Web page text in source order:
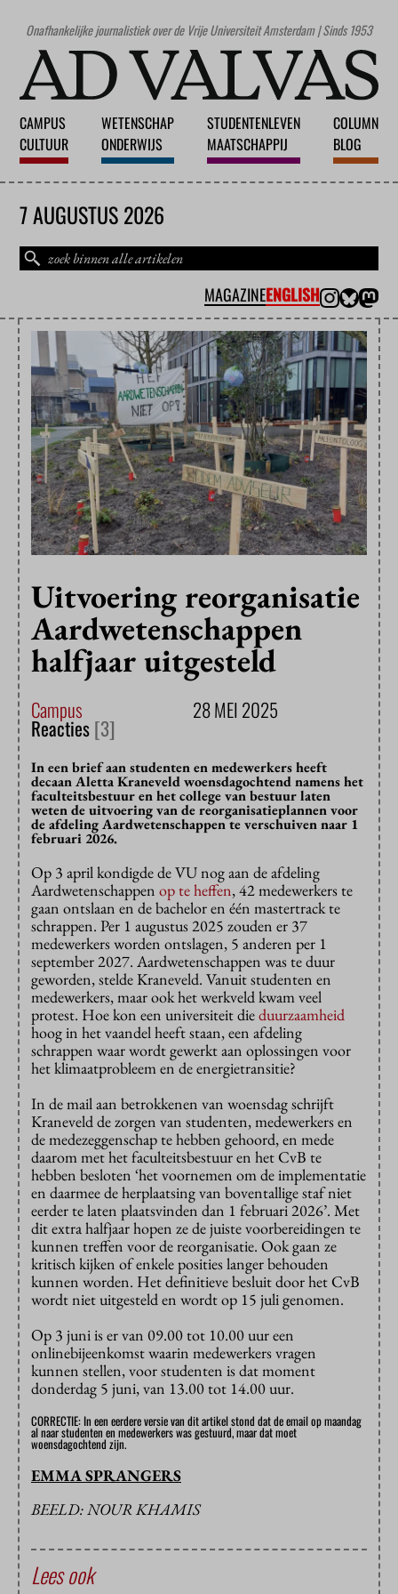
Onafhankelijke journalistiek over de Vrije Universiteit Amsterdam | Sinds 1953
CAMPUS
CULTUUR
WETENSCHAP
ONDERWIJS
STUDENTENLEVEN
MAATSCHAPPIJ
COLUMN
BLOG
7 AUGUSTUS 2026
MAGAZINEENGLISH
Uitvoering reorganisatie
Aardwetenschappen
halfjaar uitgesteld
Campus 28 MEI 2025
Reacties[3]
In een brief aan studenten en medewerkers heeft
decaan Aletta Kraneveld woensdagochtend namens het
faculteitsbestuur en het college van bestuur laten
weten de uitvoering van de reorganisatieplannen voor
de afdeling Aardwetenschappen te verschuiven naar 1
februari 2026.
Op 3 april kondigde de VU nog aan de afdeling
Aardwetenschappen op te heffen, 42 medewerkers te
gaan ontslaan en de bachelor en één mastertrack te
schrappen. Per 1 augustus 2025 zouden er 37
medewerkers worden ontslagen, 5 anderen per 1
september 2027. Aardwetenschappen was te duur
geworden, stelde Kraneveld. Vanuit studenten en
medewerkers, maar ook het werkveld kwam veel
protest. Hoe kon een universiteit dieduurzaamheid
hoog in het vaandel heeft staan, een afdeling
schrappen waar wordt gewerkt aan oplossingen voor
het klimaatprobleem en de energietransitie?
In de mail aan betrokkenen van woensdag schrijft
Kraneveld de zorgen van studenten, medewerkers en
de medezeggenschap te hebben gehoord, en mede
daarom met het faculteitsbestuur en het CvB te
hebben besloten ‘het voornemen om de implementatie
en daarmee de herplaatsing van boventallige staf niet
eerder te laten plaatsvinden dan 1 februari 2026’. Met
dit extra halfjaar hopen ze de juiste voorbereidingen te
kunnen treffen voor de reorganisatie. Ook gaan ze
kritisch kijken of enkele posities langer behouden
kunnen worden. Het definitieve besluit door het CvB
wordt niet uitgesteld en wordt op 15 juli genomen.
Op 3 juni is er van 09.00 tot 10.00 uur een
onlinebijeenkomst waarin medewerkers vragen
kunnen stellen, voor studenten is dat moment
donderdag 5 juni, van 13.00 tot 14.00 uur.
CORRECTIE: In een eerdere versie van dit artikel stond dat de email op maandag
al naar studenten en medewerkers was gestuurd, maar dat moet
woensdagochtend zijn.
EMMA SPRANGERS
BEELD: NOUR KHAMIS
Lees ook